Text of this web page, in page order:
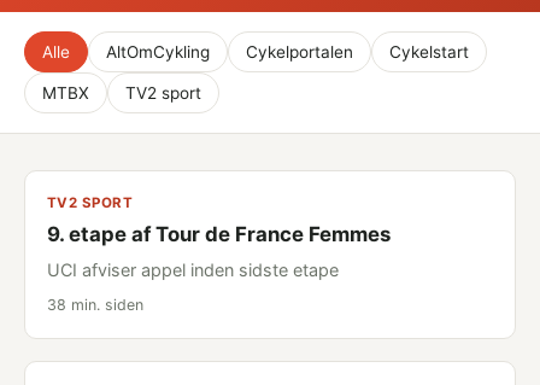
Alle AltOmCykling Cykelportalen Cykelstart
MTBX TV2 sport
TV2 SPORT
9. etape af Tour de France Femmes
UCI afviser appel inden sidste etape
38 min. siden